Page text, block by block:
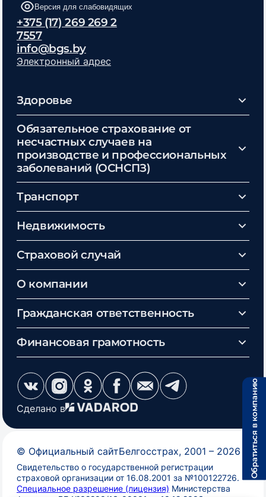
Версия для слабовидящих
+375 (17) 269 269 2
7557
info@bgs.by
Электронный адрес
Здоровье
Обязательное страхование от
несчастных случаев на
производстве и профессиональных
заболеваний (ОСНСПЗ)
Транспорт
Недвижимость
Страховой случай
О компании
Гражданская ответственность
Финансовая грамотность
Сделано в
© Официальный сайтБелгосстрах, 2001 – 2026
Свидетельство о государственной регистрации
страховой организации от 16.08.2001 за №100122726.
Специальное разрешение (лицензия) Министерства
Обратиться в компанию